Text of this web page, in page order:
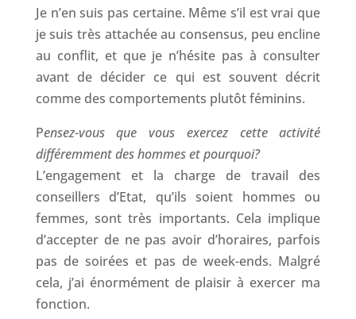
Je n’en suis pas certaine. Même s’il est vrai que
je suis très attachée au consensus, peu encline
au conflit, et que je n’hésite pas à consulter
avant de décider ce qui est souvent décrit
comme des comportements plutôt féminins.
Pensez-vous que vous exercez cette activité
différemment des hommes et pourquoi?
L’engagement et la charge de travail des
conseillers d’Etat, qu’ils soient hommes ou
femmes, sont très importants. Cela implique
d’accepter de ne pas avoir d’horaires, parfois
pas de soirées et pas de week-ends. Malgré
cela, j’ai énormément de plaisir à exercer ma
fonction.